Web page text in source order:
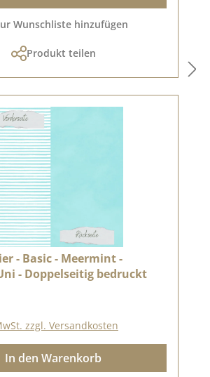
Wunschliste hinzufügen
Produkt teilen
- Basic - Meermint -
- Doppelseitig bedruckt
zzgl. Versandkosten
In den Warenkorb